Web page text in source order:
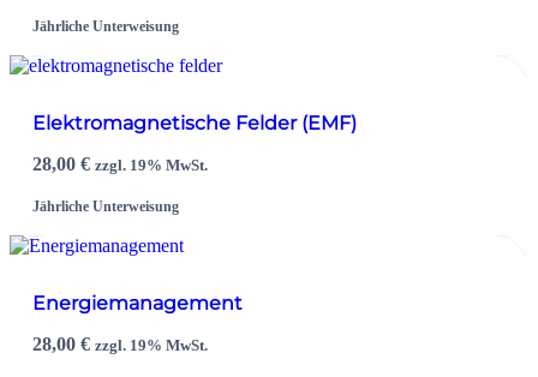
Jährliche Unterweisung
Elektromagnetische Felder (EMF)
28,00€ zzgl. 19% MwSt.
Jährliche Unterweisung
Energiemanagement
28,00€ zzgl. 19% MwSt.